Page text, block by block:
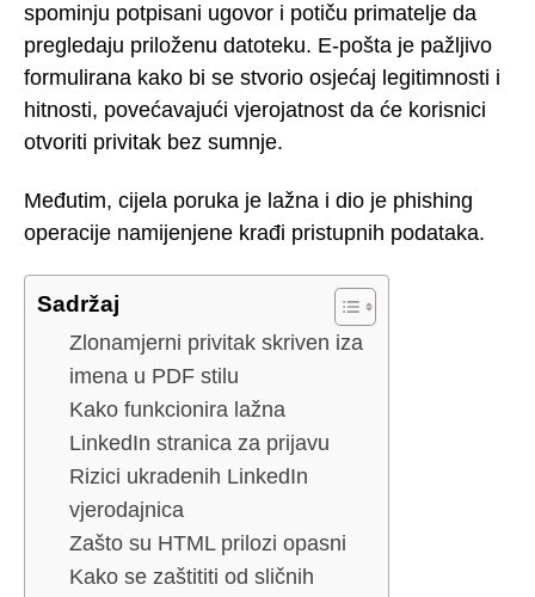
spominju potpisani ugovor i potiču primatelje da
pregledaju priloženu datoteku. E-pošta je pažljivo
formulirana kako bi se stvorio osjećaj legitimnosti i
hitnosti, povećavajući vjerojatnost da će korisnici
otvoriti privitak bez sumnje.
Međutim, cijela poruka je lažna i dio je phishing
operacije namijenjene krađi pristupnih podataka.
Sadržaj
Zlonamjerni privitak skriven iza
imena u PDF stilu
Kako funkcionira lažna
LinkedIn stranica za prijavu
Rizici ukradenih LinkedIn
vjerodajnica
Zašto su HTML prilozi opasni
Kako se zaštititi od sličnih